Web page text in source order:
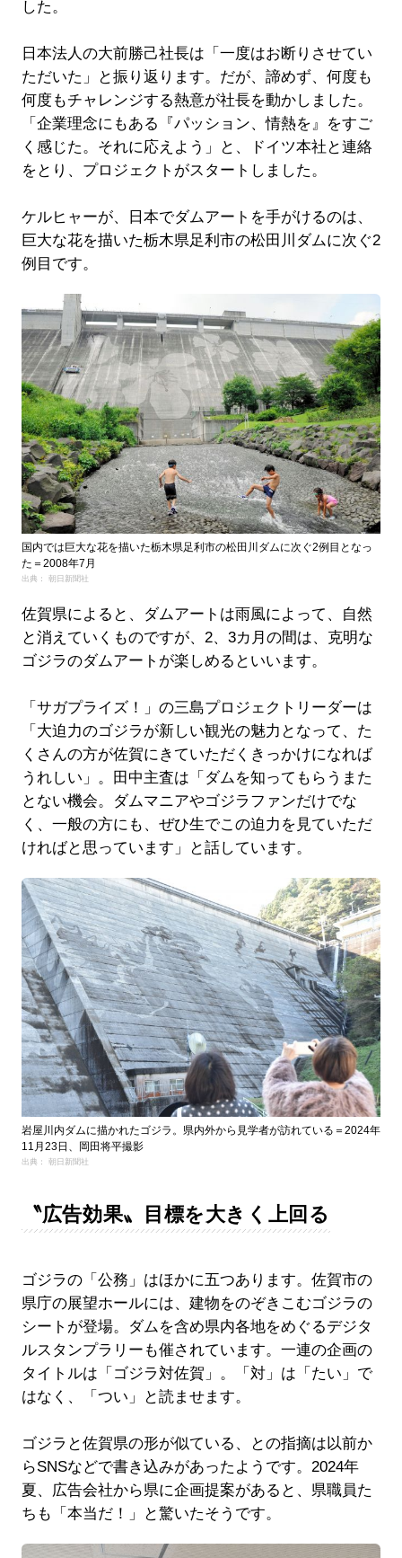
した。
日本法人の大前勝己社長は「一度はお断りさせてい
ただいた」と振り返ります。だが、諦めず、何度も
何度もチャレンジする熱意が社長を動かしました。
「企業理念にもある『パッション、情熱を』をすご
く感じた。それに応えよう」と、ドイツ本社と連絡
をとり、プロジェクトがスタートしました。
ケルヒャーが、日本でダムアートを手がけるのは、
巨大な花を描いた栃木県足利市の松田川ダムに次ぐ2
例目です。
国内では巨大な花を描いた栃木県足利市の松田川ダムに次ぐ2例目となっ
た＝2008年7月
出典： 朝日新聞社
佐賀県によると、ダムアートは雨風によって、自然
と消えていくものですが、2、3カ月の間は、克明な
ゴジラのダムアートが楽しめるといいます。
「サガプライズ！」の三島プロジェクトリーダーは
「大迫力のゴジラが新しい観光の魅力となって、た
くさんの方が佐賀にきていただくきっかけになれば
うれしい」。田中主査は「ダムを知ってもらうまた
とない機会。ダムマニアやゴジラファンだけでな
く、一般の方にも、ぜひ生でこの迫力を見ていただ
ければと思っています」と話しています。
岩屋川内ダムに描かれたゴジラ。県内外から見学者が訪れている＝2024年
11月23日、岡田将平撮影
出典： 朝日新聞社
〝広告効果〟目標を大きく上回る
ゴジラの「公務」はほかに五つあります。佐賀市の
県庁の展望ホールには、建物をのぞきこむゴジラの
シートが登場。ダムを含め県内各地をめぐるデジタ
ルスタンプラリーも催されています。一連の企画の
タイトルは「ゴジラ対佐賀」。「対」は「たい」で
はなく、「つい」と読ませます。
ゴジラと佐賀県の形が似ている、との指摘は以前か
らSNSなどで書き込みがあったようです。2024年
夏、広告会社から県に企画提案があると、県職員た
ちも「本当だ！」と驚いたそうです。